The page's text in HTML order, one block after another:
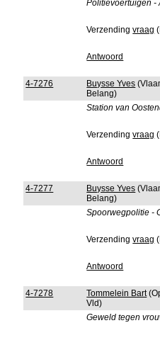
Politievoertuigen -
Verzendingvraag
Antwoord
4-7276 Buysse Yves
Belang)
Station van
Verzendingvraag
Antwoord
4-7277 Buysse Yves
Belang)
Spoorwegpolitie -
Verzendingvraag
Antwoord
4-7278 Tommelein Bart
Vld)
Geweld tegen